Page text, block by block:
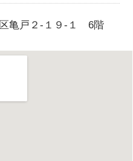
区亀戸２-１９-１ 6階